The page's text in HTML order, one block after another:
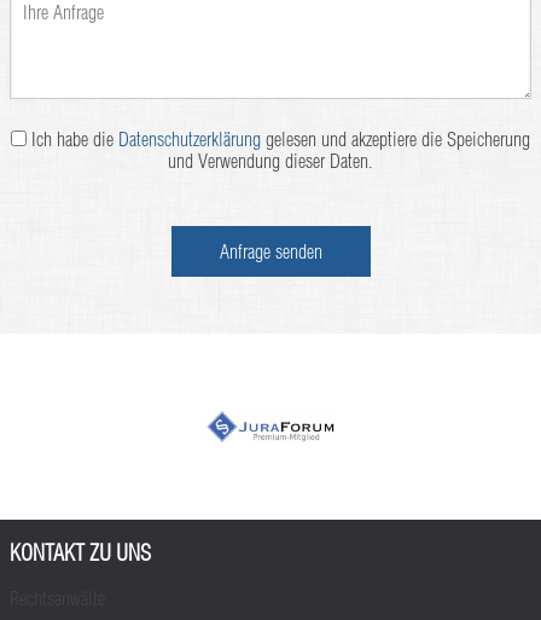
Ich habe die Datenschutzerklärung
und Verwendung dieser Daten.
Anfrage senden
KONTAKT ZU UNS